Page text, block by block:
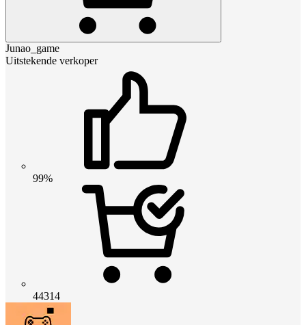
Junao_game
Uitstekende verkoper
99%
44314